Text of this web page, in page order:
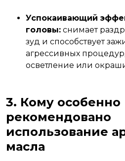
Успокаивающий
головы: снимает
зуд и способствует
агрессивных
осветление или
3. Кому особенно
рекомендовано
использование
масла